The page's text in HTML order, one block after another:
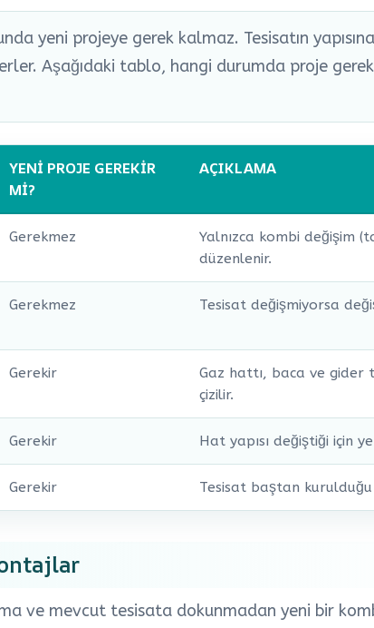
yeni projeye gerek kalmaz. Tesisatın
Aşağıdaki tablo, hangi durumda proje
YENI PROJE GEREKIR
MI?
AÇIKLAMA
Gerekmez
Yalnızca kombi değişim
düzenlenir.
Gerekmez Tesisat değişmiyorsa
Gerekir
Gaz hattı, baca ve gider
çizilir.
Gerekir Hat yapısı değiştiği için
Gerekir Tesisat baştan
ve mevcut tesisata dokunmadan yeni bir